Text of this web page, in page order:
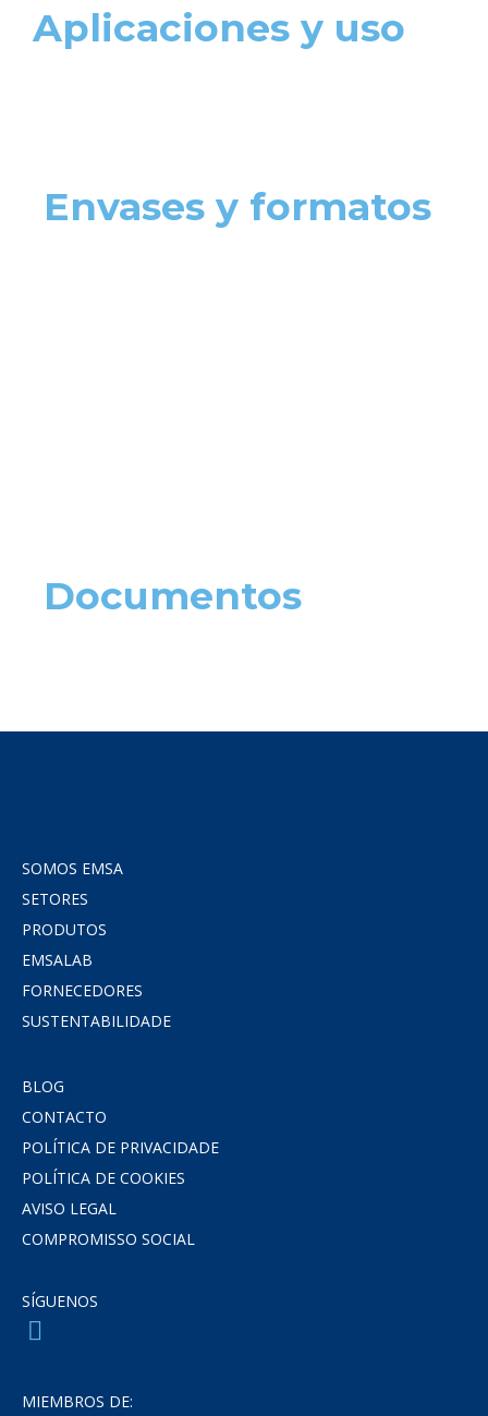
Aplicaciones y uso
Envases y formatos
Documentos
SOMOS EMSA
SETORES
PRODUTOS
EMSALAB
FORNECEDORES
SUSTENTABILIDADE
BLOG
CONTACTO
POLÍTICA DE PRIVACIDADE
POLÍTICA DE COOKIES
AVISO LEGAL
COMPROMISSO SOCIAL
SÍGUENOS
MIEMBROS DE: